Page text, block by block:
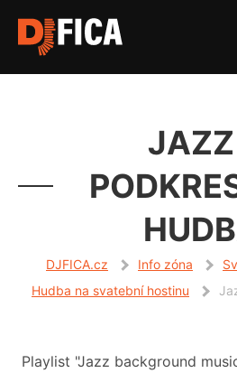
DJFICA.cz Info zóna
Hudba na svatební hostinu
Playlist "Jazz background